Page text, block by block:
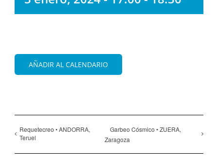
AÑADIR AL CALENDARIO
Requetecreo • ANDORRA,
Teruel
Garbeo Cósmico • ZUERA,
Zaragoza